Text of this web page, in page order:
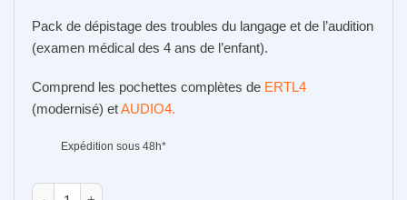
initial
était :
actuel
est :
Pack de dépistage des troubles du langage et de l’audition
(examen médical des 4 ans de l’enfant).
Comprend les pochettes complètes de ERTL4
(modernisé) etAUDIO4.
Expédition sous 48h*
quantité de Pack Langage & Audition